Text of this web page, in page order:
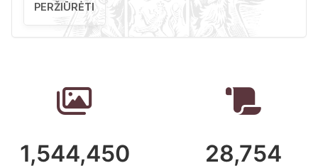
PERŽIŪRĖTI
1,544,450 28,754